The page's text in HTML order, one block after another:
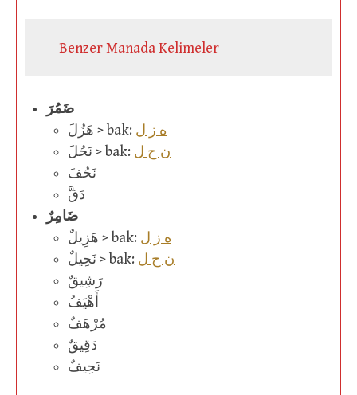
Benzer Manada Kelimeler
ضَمُرَ
هَزُلَ > bak: ه ز ل
نَحُلَ > bak: ن ح ل
نَحُفَ
دَقَّ
ضَامِرٌ
هَزِيلٌ > bak: ه ز ل
نَحِيلٌ > bak: ن ح ل
رَشِيقٌ
أَهْيَفُ
مُرْهَفٌ
دَقِيقٌ
نَحِيفٌ